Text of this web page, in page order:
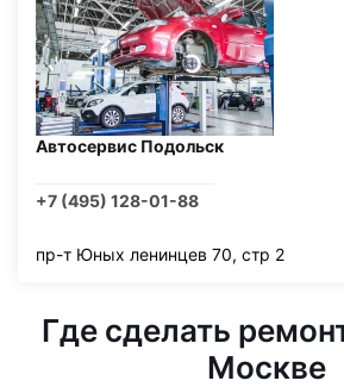
Автосервис Подольск
+7 (495) 128-01-88
пр-т Юных ленинцев 70, стр 2
Где сделать
Москве